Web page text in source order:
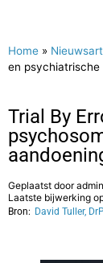
Home »
en psychiatrische
Trial By
Geplaatst dooradmin
Laatste bijwerking
Bron: David Tuller,